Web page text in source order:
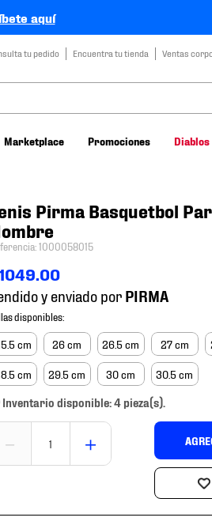
aquí
tu pedido Encuentra tu tienda Ventas
Marketplace Promociones Diablos
Pirma Basquetbol
:1000058015
.00
y enviado por
cm 26 cm 26.5 cm 27 cm
cm 29.5 cm 30 cm 30.5 cm
Inventario disponible: 4 pieza(s).
＋
－